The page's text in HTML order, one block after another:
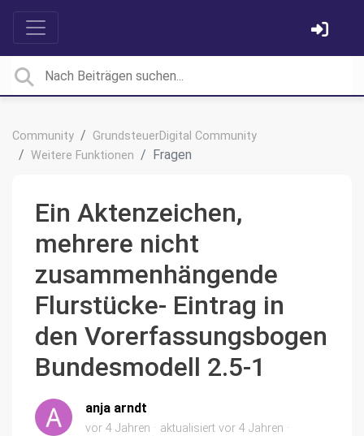
Community
GrundsteuerDigital Community
Weitere Funktionen
Fragen
Ein Aktenzeichen,
mehrere nicht
zusammenhängende
Flurstücke- Eintrag in
den Vorerfassungsbogen
Bundesmodell 2.5-1
anja arndt
vor 4 Jahren aktualisiert vor 4 Jahren